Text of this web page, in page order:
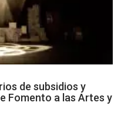
de subsidios y
Fomento a las Artes y